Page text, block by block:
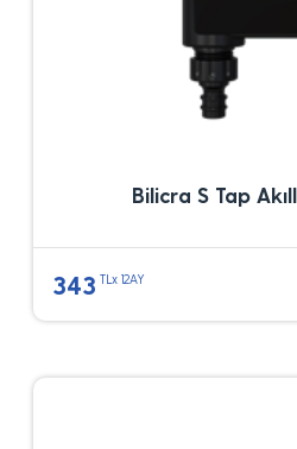
Bilicra S Tap
343 TLx 12AY